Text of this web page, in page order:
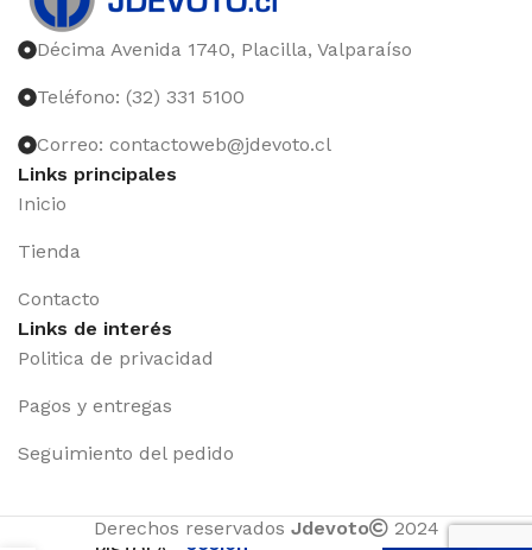
Décima Avenida 1740, Placilla, Valparaíso
Teléfono: (32) 331 5100
Correo: contactoweb@jdevoto.cl
Links principales
Inicio
Tienda
Contacto
Links de interés
Politica de privacidad
Pagos y entregas
Seguimiento del pedido
Derechos reservados Jdevoto 2024
Iniciar
sesión